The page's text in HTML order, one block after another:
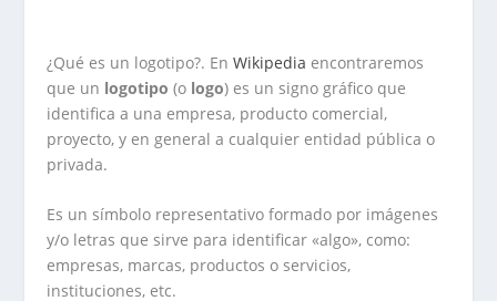
¿Qué es un logotipo?. EnWikipedia encontraremos
que un logotipo (o logo) es un signo gráfico que
identifica a una empresa, producto comercial,
proyecto, y en general a cualquier entidad pública o
privada.
Es un símbolo representativo formado por imágenes
y/o letras que sirve para identificar «algo», como:
empresas, marcas, productos o servicios,
instituciones, etc.